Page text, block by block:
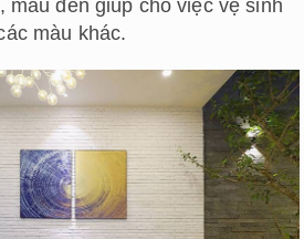
đen giúp cho việc vệ sinh
màu khác.